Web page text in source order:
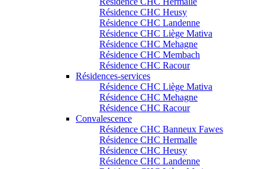
Résidence CHC Heusy
Résidence CHC Landenne
Résidence CHC Liège Mativa
Résidence CHC Mehagne
Résidence CHC Membach
Résidence CHC Racour
Résidences-services
Résidence CHC Liège Mativa
Résidence CHC Mehagne
Résidence CHC Racour
Convalescence
Résidence CHC Banneux Fawes
Résidence CHC Hermalle
Résidence CHC Heusy
Résidence CHC Landenne